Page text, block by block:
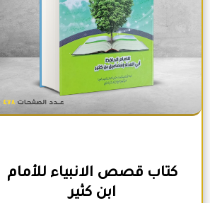
كتاب قصص الانبياء للأمام
ابن كثير